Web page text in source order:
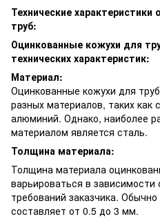
Технические
труб:
Оцинкованные кожухи для
технических характеристик:
Материал:
Оцинкованные кожухи для
разных материалов, таких
алюминий. Однако, наиболее
материалом является сталь.
Толщина материала:
Толщина материала
варьироваться в зависимости
требований заказчика.
составляет от 0.5 до 3 мм.